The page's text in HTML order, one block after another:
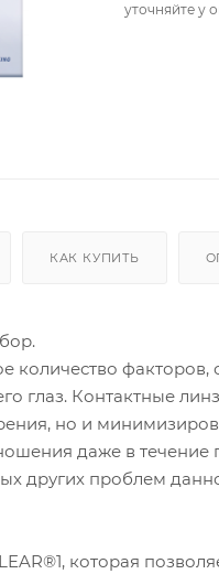
уточняйте у
КАК КУПИТЬ
факторов,
глаз. Контактные
но и
даже в течение
других проблем
которая